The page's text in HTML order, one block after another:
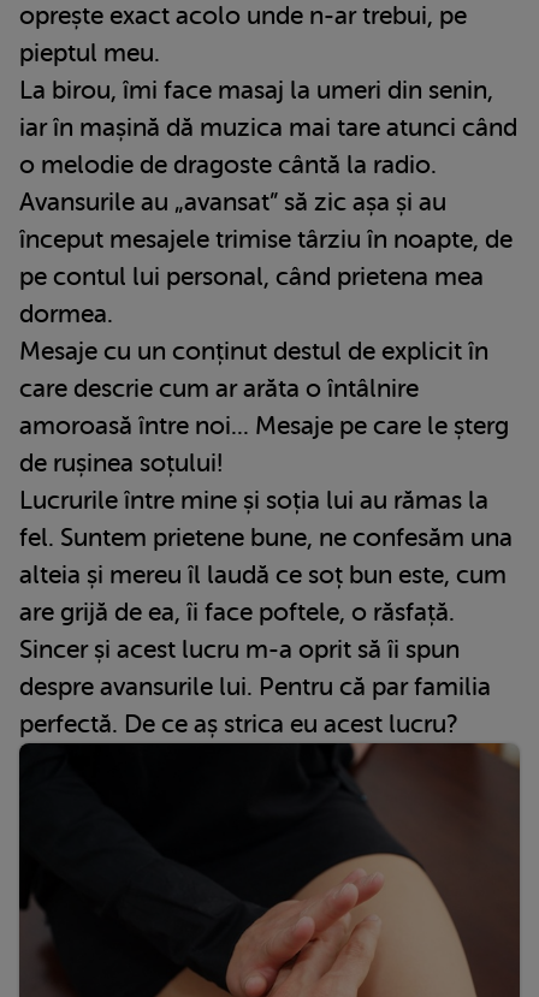
oprește exact acolo unde n-ar trebui, pe
pieptul meu.
La birou, îmi face masaj la umeri din senin,
iar în mașină dă muzica mai tare atunci când
o melodie de dragoste cântă la radio.
Avansurile au „avansat” să zic așa și au
început mesajele trimise târziu în noapte, de
pe contul lui personal, când prietena mea
dormea.
Mesaje cu un conținut destul de explicit în
care descrie cum ar arăta o întâlnire
amoroasă între noi... Mesaje pe care le șterg
de rușinea soțului!
Lucrurile între mine și soția lui au rămas la
fel. Suntem prietene bune, ne confesăm una
alteia și mereu îl laudă ce soț bun este, cum
are grijă de ea, îi face poftele, o răsfață.
Sincer și acest lucru m-a oprit să îi spun
despre avansurile lui. Pentru că par familia
perfectă. De ce aș strica eu acest lucru?